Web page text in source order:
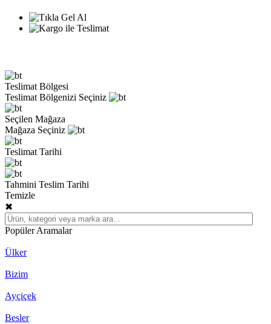
Teslimat Bölgesi
Teslimat Bölgenizi Seçiniz
Seçilen Mağaza
Mağaza Seçiniz
Teslimat Tarihi
Tahmini Teslim Tarihi
Temizle
✖
Popüler Aramalar
Ülker
Bizim
Ayçiçek
Besler